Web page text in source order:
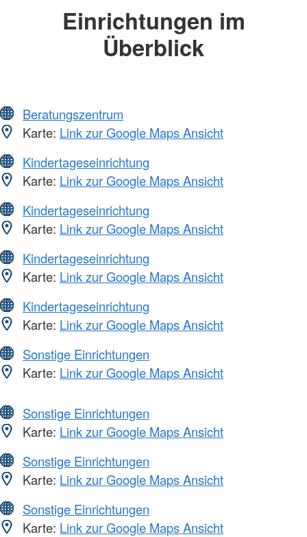
Einrichtungen im
Überblick
Beratungszentrum
Karte: Link zur Google Maps Ansicht
Kindertageseinrichtung
Karte: Link zur Google Maps Ansicht
Kindertageseinrichtung
Karte: Link zur Google Maps Ansicht
Kindertageseinrichtung
Karte: Link zur Google Maps Ansicht
Kindertageseinrichtung
Karte: Link zur Google Maps Ansicht
Sonstige Einrichtungen
Karte: Link zur Google Maps Ansicht
Sonstige Einrichtungen
Karte: Link zur Google Maps Ansicht
Sonstige Einrichtungen
Karte: Link zur Google Maps Ansicht
Sonstige Einrichtungen
Karte: Link zur Google Maps Ansicht